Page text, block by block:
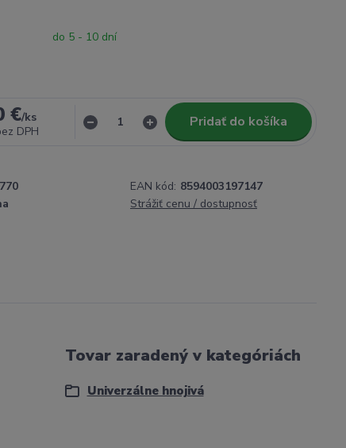
do 5 - 10 dní
€/ks
DPH
Pridať do košíka
EAN kód: 8594003197147
Strážiť cenu / dostupnosť
Tovar zaradený v kategóriách
Univerzálne hnojivá